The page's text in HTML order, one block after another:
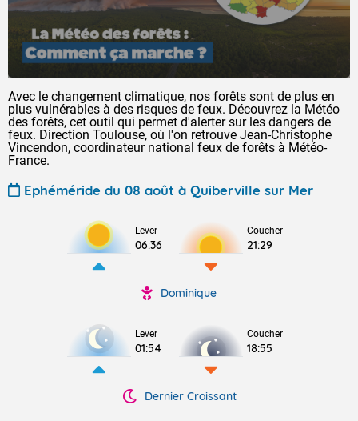
Avec le changement climatique, nos forêts sont de plus en
plus vulnérables à des risques de feux. Découvrez la Météo
des forêts, cet outil qui permet d'alerter sur les dangers de
feux. Direction Toulouse, où l'on retrouve Jean-Christophe
Vincendon, coordinateur national feux de forêts à Météo-
France.
Ephéméride du 08 août à Quiberville sur Mer
Lever
06:36
Coucher
21:29
Dominique
Lever
01:54
Coucher
18:55
Dernier Croissant